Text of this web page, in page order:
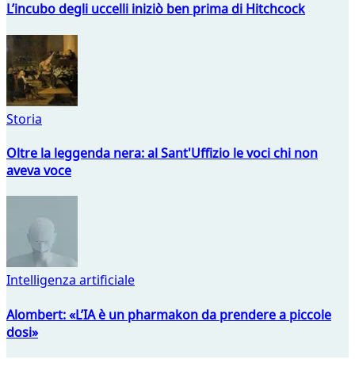
L’incubo degli uccelli iniziò ben prima di Hitchcock
Storia
Oltre la leggenda nera: al Sant'Uffizio le voci chi non
aveva voce
Intelligenza artificiale
Alombert: «L’IA è un pharmakon da prendere a piccole
dosi»